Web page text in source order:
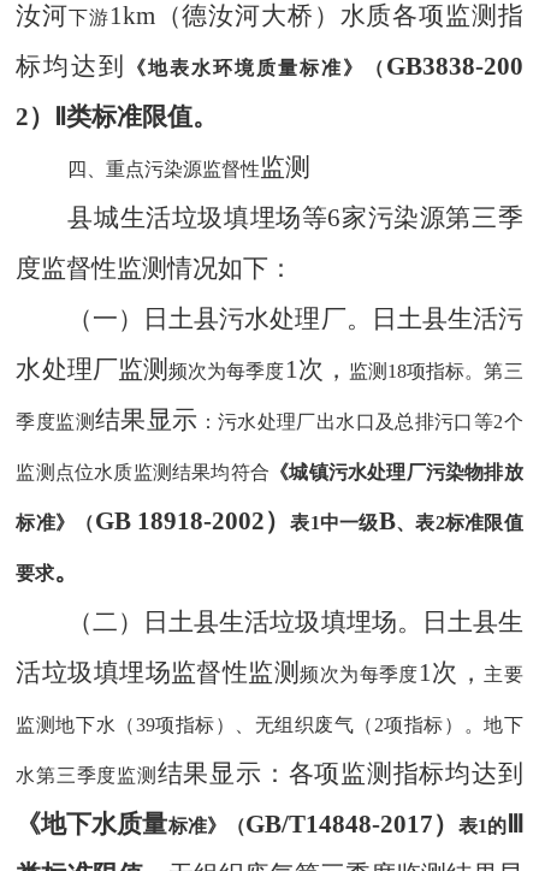
汝河下游1km（德汝河大桥） 水质各项监测指
标均达到 《地表水环境质量标准》（ GB3838-200
2） Ⅱ类标准限值。
四、重点污染源监督性监测
县城生活垃圾填埋场等6家污染源第三季
度监督性监测情况如下 ：
（一）日土县污水处理厂。
日土县生活污
水处理厂监测 频次为每季度1次， 监测 18项指标。第三
季度监测结果显示 ：污水处理厂出水口及总排污口等2个
监测点位水质监测结果均符合 《城镇污水处理厂污染物排放
标准》（GB 18918-2002）表1中一级B、表2标准限值
要求。
（二）日土县生活垃圾填埋场。
日土县生
活垃圾填埋场监督性监测频次为每季度1次， 主要
监测地下水（39项指标）、无组织废气（2项指标）。地下
水第三季度监测 结果显示 ：各项监测指标均达到
《地下水质量标准》（GB/T14848-2017） 表1的Ⅲ